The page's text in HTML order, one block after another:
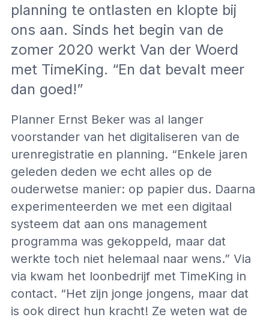
planning te ontlasten en klopte bij
ons aan. Sinds het begin van de
zomer 2020 werkt Van der Woerd
met TimeKing. “En dat bevalt meer
dan goed!”
Planner Ernst Beker was al langer
voorstander van het digitaliseren van de
urenregistratie en planning. “Enkele jaren
geleden deden we echt alles op de
ouderwetse manier: op papier dus. Daarna
experimenteerden we met een digitaal
systeem dat aan ons management
programma was gekoppeld, maar dat
werkte toch niet helemaal naar wens.” Via
via kwam het loonbedrijf met TimeKing in
contact. “Het zijn jonge jongens, maar dat
is ook direct hun kracht! Ze weten wat de